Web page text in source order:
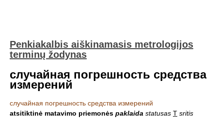
Penkiakalbis aiškinamasis metrologijos
terminų žodynas
случайная погрешность средства
измерений
случайная погрешность средства измерений
atsitiktinė matavimo priemonės paklaida statusas T sritis